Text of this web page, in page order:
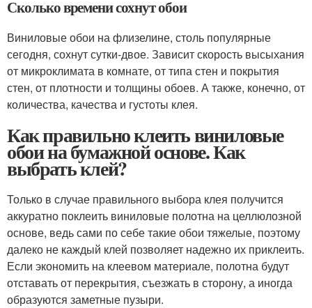
Сколько времени сохнут обои
Виниловые обои на флизелине, столь популярные
сегодня, сохнут сутки-двое. Зависит скорость высыхания
от микроклимата в комнате, от типа стен и покрытия
стен, от плотности и толщины обоев. А также, конечно, от
количества, качества и густоты клея.
Как правильно клеить виниловые
обои на бумажной основе. Как
выбрать клей?
Только в случае правильного выбора клея получится
аккуратно поклеить виниловые полотна на целлюлозной
основе, ведь сами по себе такие обои тяжелые, поэтому
далеко не каждый клей позволяет надежно их приклеить.
Если экономить на клеевом материале, полотна будут
отставать от перекрытия, съезжать в сторону, а иногда
образуются заметные пузыри.